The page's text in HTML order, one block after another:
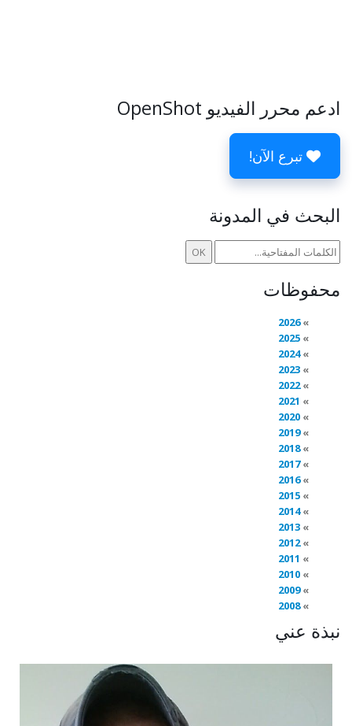
ادعم محرر الفيديو OpenShot
تبرع الآن!
البحث في المدونة
محفوظات
2026
2025
2024
2023
2022
2021
2020
2019
2018
2017
2016
2015
2014
2013
2012
2011
2010
2009
2008
نبذة عني